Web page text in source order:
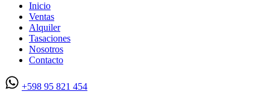
Inicio
Ventas
Alquiler
Tasaciones
Nosotros
Contacto
+598 95 821 454